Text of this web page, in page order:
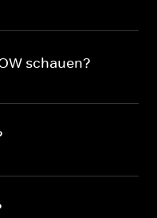
schauen?